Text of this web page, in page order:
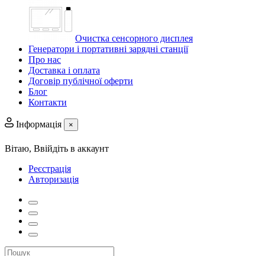
Очистка сенсорного дисплея
Генератори і портативні зарядні станції
Про нас
Доставка і оплата
Договір публічної оферти
Блог
Контакти
Інформація ×
Вітаю, Ввійдіть в аккаунт
Реєстрація
Авторизація